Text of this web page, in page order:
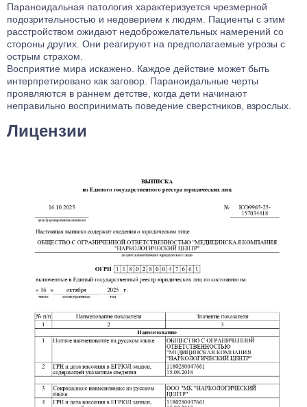
Параноидальная патология характеризуется чрезмерной
подозрительностью и недоверием к людям. Пациенты с этим
расстройством ожидают недоброжелательных намерений со
стороны других. Они реагируют на предполагаемые угрозы с
острым страхом.
Восприятие мира искажено. Каждое действие может быть
интерпретировано как заговор. Параноидальные черты
проявляются в раннем детстве, когда дети начинают
неправильно воспринимать поведение сверстников, взрослых.
Лицензии